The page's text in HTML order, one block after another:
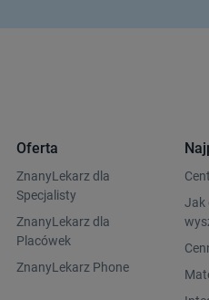
Oferta
ZnanyLekarz dla
Specjalisty
ZnanyLekarz dla
Placówek
ZnanyLekarz Phone
Jak